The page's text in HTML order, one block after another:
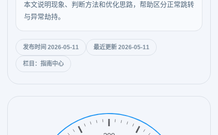
本文说明现象、判断方法和优化思路，帮助区分正常跳转
与异常劫持。
发布时间 2026-05-11 最近更新 2026-05-11
栏目：指南中心